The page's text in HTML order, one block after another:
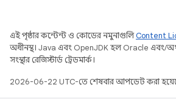
এই পৃষ্ঠার কন্টেন্ট ও কোডের নমুনাগুলিContent
অধীনস্থ। Java এবং OpenJDK হল Oracle এবং/
সংস্থার রেজিস্টার্ড ট্রেডমার্ক।
2026-06-22 UTC-তে শেষবার আপডেট করা